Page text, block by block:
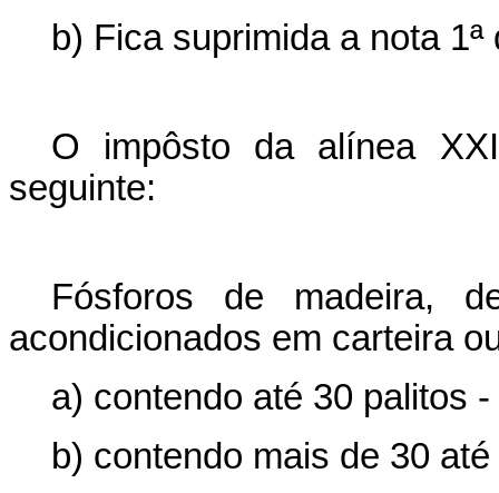
b) Fica suprimida a nota
O impôsto da alínea
seguinte:
Fósforos de madeira,
acondicionados em carteira
a) contendo até 30 palitos
b) contendo mais de 30